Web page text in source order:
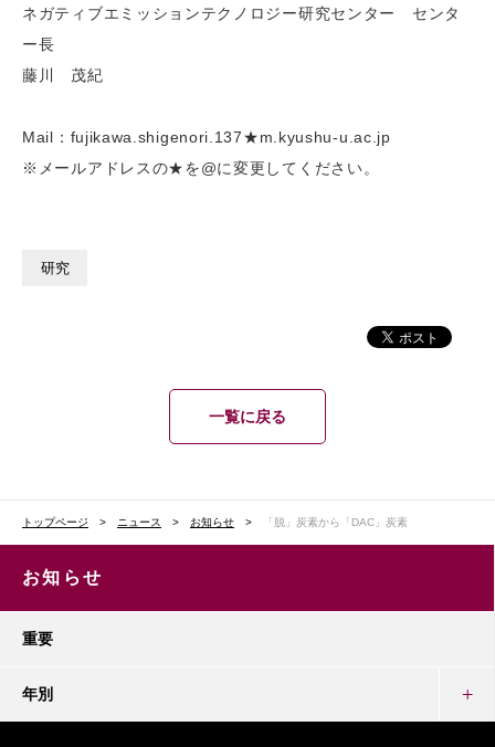
ネガティブエミッションテクノロジー研究センター センタ
ー長
藤川 茂紀
Mail：fujikawa.shigenori.137★m.kyushu-u.ac.jp
※メールアドレスの★を@に変更してください。
研究
一覧に戻る
トップページ ニュース お知らせ 「脱」炭素から「DAC」炭素
お知らせ
重要
年別